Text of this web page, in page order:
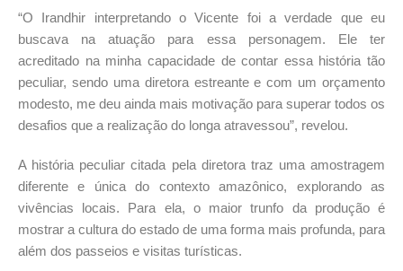
“O Irandhir interpretando o Vicente foi a verdade que eu
buscava na atuação para essa personagem. Ele ter
acreditado na minha capacidade de contar essa história tão
peculiar, sendo uma diretora estreante e com um orçamento
modesto, me deu ainda mais motivação para superar todos os
desafios que a realização do longa atravessou”, revelou.
A história peculiar citada pela diretora traz uma amostragem
diferente e única do contexto amazônico, explorando as
vivências locais. Para ela, o maior trunfo da produção é
mostrar a cultura do estado de uma forma mais profunda, para
além dos passeios e visitas turísticas.